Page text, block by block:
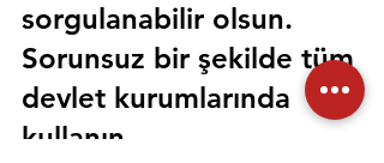
sorgulanabilir olsun.
Sorunsuz bir şekilde tüm
devlet kurumlarında
kullanın.